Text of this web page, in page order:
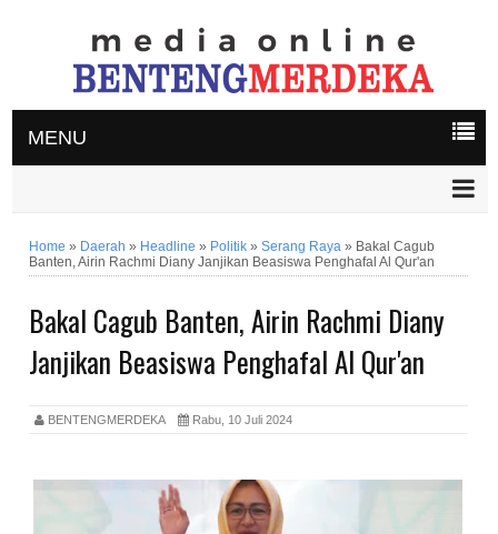
MENU
Home » Daerah » Headline » Politik »Serang Raya » Bakal Cagub
Banten, Airin Rachmi Diany Janjikan Beasiswa Penghafal Al Qur'an
Bakal Cagub Banten, Airin Rachmi Diany
Janjikan Beasiswa Penghafal Al Qur'an
BENTENGMERDEKA Rabu, 10 Juli 2024